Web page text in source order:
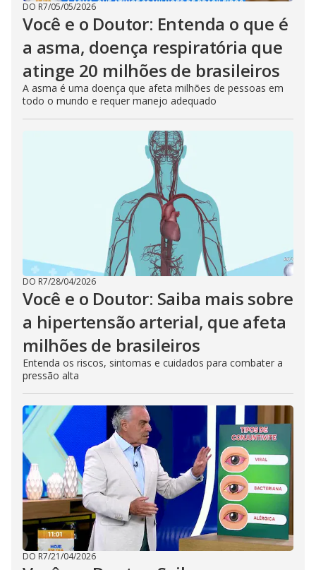
DO R7/05/05/2026
Você e o Doutor: Entenda o que é
a asma, doença respiratória que
atinge 20 milhões de brasileiros
A asma é uma doença que afeta milhões de pessoas em
todo o mundo e requer manejo adequado
DO R7/28/04/2026
Você e o Doutor: Saiba mais sobre
a hipertensão arterial, que afeta
milhões de brasileiros
Entenda os riscos, sintomas e cuidados para combater a
pressão alta
DO R7/21/04/2026